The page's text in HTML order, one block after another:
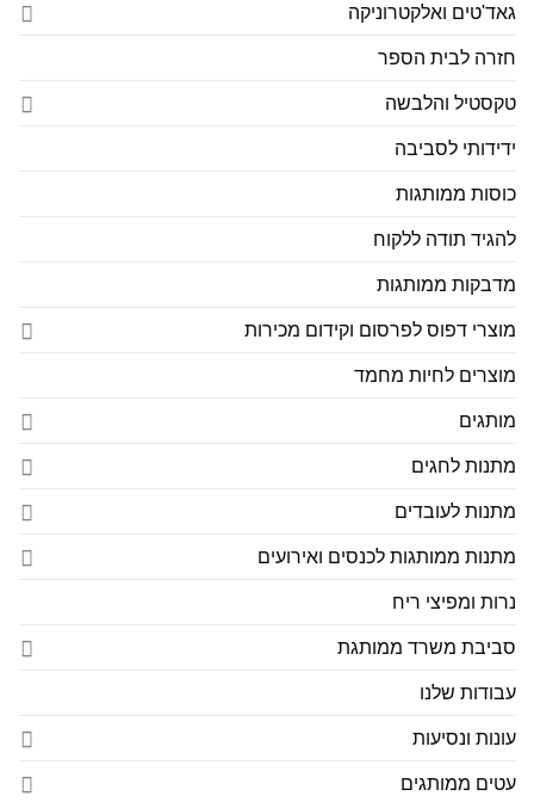
גאד'טים ואלקטרוניקה
חזרה לבית הספר
טקסטיל והלבשה
ידידותי לסביבה
כוסות ממותגות
להגיד תודה ללקוח
מדבקות ממותגות
מוצרי דפוס לפרסום וקידום מכירות
מוצרים לחיות מחמד
מותגים
מתנות לחגים
מתנות לעובדים
מתנות ממותגות לכנסים ואירועים
נרות ומפיצי ריח
סביבת משרד ממותגת
עבודות שלנו
עונות ונסיעות
עטים ממותגים